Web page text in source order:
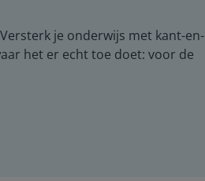
je onderwijs met kant-en-
het er echt toe doet: voor de